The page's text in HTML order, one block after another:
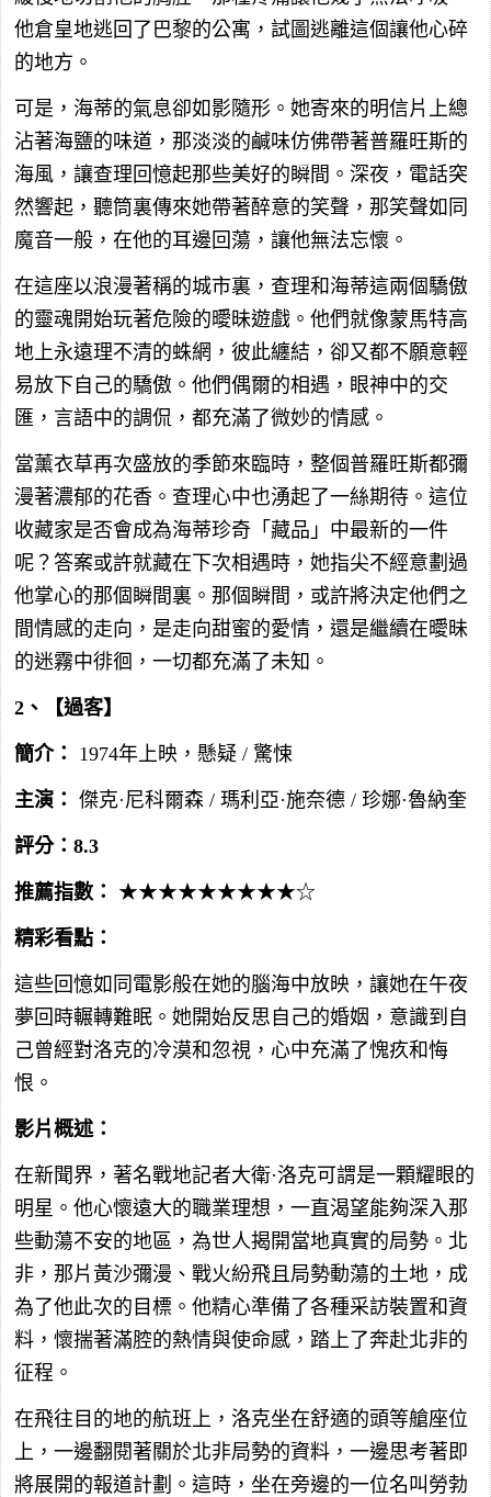
他倉皇地逃回了巴黎的公寓，試圖逃離這個讓他心碎
的地方。
可是，海蒂的氣息卻如影隨形。她寄來的明信片上總
沾著海鹽的味道，那淡淡的鹹味仿佛帶著普羅旺斯的
海風，讓查理回憶起那些美好的瞬間。深夜，電話突
然響起，聽筒裏傳來她帶著醉意的笑聲，那笑聲如同
魔音一般，在他的耳邊回蕩，讓他無法忘懷。
在這座以浪漫著稱的城市裏，查理和海蒂這兩個驕傲
的靈魂開始玩著危險的曖昧遊戲。他們就像蒙馬特高
地上永遠理不清的蛛網，彼此纏結，卻又都不願意輕
易放下自己的驕傲。他們偶爾的相遇，眼神中的交
匯，言語中的調侃，都充滿了微妙的情感。
當薰衣草再次盛放的季節來臨時，整個普羅旺斯都彌
漫著濃郁的花香。查理心中也湧起了一絲期待。這位
收藏家是否會成為海蒂珍奇「藏品」中最新的一件
呢？答案或許就藏在下次相遇時，她指尖不經意劃過
他掌心的那個瞬間裏。那個瞬間，或許將決定他們之
間情感的走向，是走向甜蜜的愛情，還是繼續在曖昧
的迷霧中徘徊，一切都充滿了未知。
2、【過客】
簡介： 1974年上映，懸疑 / 驚悚
主演： 傑克·尼科爾森 / 瑪利亞·施奈德 / 珍娜·魯納奎
評分：8.3
推薦指數： ★★★★★★★★★☆
精彩看點：
這些回憶如同電影般在她的腦海中放映，讓她在午夜
夢回時輾轉難眠。她開始反思自己的婚姻，意識到自
己曾經對洛克的冷漠和忽視，心中充滿了愧疚和悔
恨。
影片概述：
在新聞界，著名戰地記者大衛·洛克可謂是一顆耀眼的
明星。他心懷遠大的職業理想，一直渴望能夠深入那
些動蕩不安的地區，為世人揭開當地真實的局勢。北
非，那片黃沙彌漫、戰火紛飛且局勢動蕩的土地，成
為了他此次的目標。他精心準備了各種采訪裝置和資
料，懷揣著滿腔的熱情與使命感，踏上了奔赴北非的
征程。
在飛往目的地的航班上，洛克坐在舒適的頭等艙座位
上，一邊翻閱著關於北非局勢的資料，一邊思考著即
將展開的報道計劃。這時，坐在旁邊的一位名叫勞勃